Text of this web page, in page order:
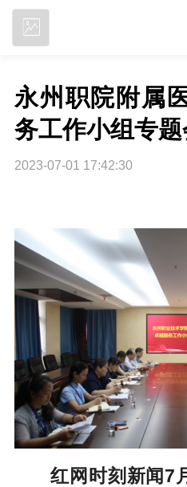
永州职院附属
务工作小组专
2023-07-01 17:42:30
红网时刻新闻7